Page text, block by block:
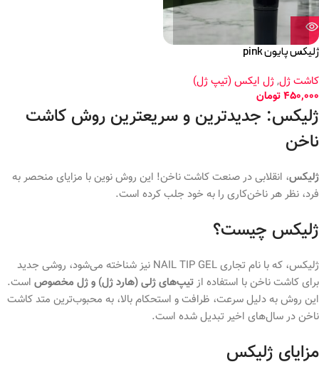
ژلیکس پایون pink
کاشت ژل,ژل ایکس (تیپ ژل)
450,000تومان
ژلیکس: جدیدترین و سریعترین روش کاشت
ناخن
ژلیکس، انقلابی در صنعت کاشت ناخن! این روش نوین با مزایای منحصر به
فرد، نظر هر ناخن‌کاری را به خود جلب کرده است.
ژلیکس چیست؟
ژلیکس، که با نام تجاری NAIL TIP GEL نیز شناخته می‌شود، روشی جدید
برای کاشت ناخن با استفاده ازتیپ‌های ژلی (هارد ژل) و ژل مخصوص است.
این روش به دلیل سرعت، ظرافت و استحکام بالا، به محبوب‌ترین متد کاشت
ناخن در سال‌های اخیر تبدیل شده است.
مزایای ژلیکس